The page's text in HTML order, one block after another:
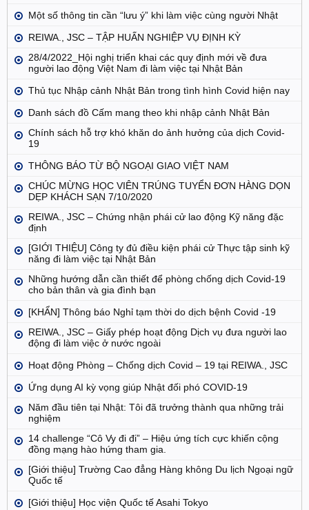
Một số thông tin cần “lưu ý” khi làm việc cùng người Nhật
REIWA., JSC – TẬP HUẤN NGHIỆP VỤ ĐỊNH KỲ
28/4/2022_Hội nghị triển khai các quy định mới về đưa
người lao động Việt Nam đi làm việc tại Nhật Bản
Thủ tục Nhập cảnh Nhật Bản trong tình hình Covid hiện nay
Danh sách đồ Cấm mang theo khi nhập cảnh Nhật Bản
Chính sách hỗ trợ khó khăn do ảnh hưởng của dịch Covid-
19
THÔNG BÁO TỪ BỘ NGOẠI GIAO VIỆT NAM
CHÚC MỪNG HỌC VIÊN TRÚNG TUYỂN ĐƠN HÀNG DỌN
DẸP KHÁCH SẠN 7/10/2020
REIWA., JSC – Chứng nhận phái cử lao động Kỹ năng đặc
định
[GIỚI THIỆU] Công ty đủ điều kiện phái cử Thực tập sinh kỹ
năng đi làm việc tại Nhật Bản
Những hướng dẫn cần thiết để phòng chống dịch Covid-19
cho bản thân và gia đình bạn
[KHẨN] Thông báo Nghỉ tạm thời do dịch bệnh Covid -19
REIWA., JSC – Giấy phép hoạt động Dịch vụ đưa người lao
động đi làm việc ở nước ngoài
Hoạt động Phòng – Chống dịch Covid – 19 tại REIWA., JSC
Ứng dụng AI kỳ vọng giúp Nhật đối phó COVID-19
Năm đầu tiên tại Nhật: Tôi đã trưởng thành qua những trải
nghiệm
14 challenge “Cô Vy đi đi” – Hiệu ứng tích cực khiến cộng
đồng mạng hào hứng tham gia.
[Giới thiệu] Trường Cao đẳng Hàng không Du lịch Ngoại ngữ
Quốc tế
[Giới thiệu] Học viện Quốc tế Asahi Tokyo